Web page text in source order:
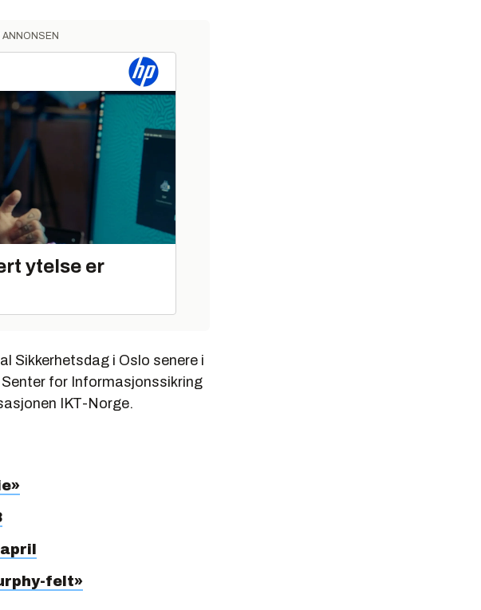
ytelse er
Sikkerhetsdag i Oslo senere i
for Informasjonssikring
IKT-Norge.
felt»